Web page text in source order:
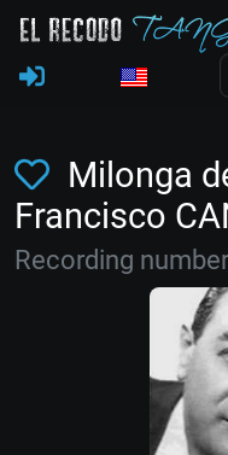
Milonga
Francisco
Recording